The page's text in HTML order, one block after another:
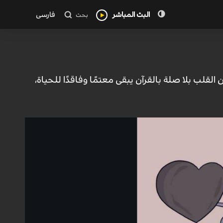
البث المباشر بحث فارسی
بلا صلة بالقرآن يبقى معتمًا وفاقدًا للحياة،